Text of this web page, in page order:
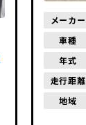
メーカー
車種
年式
走行距離
地域